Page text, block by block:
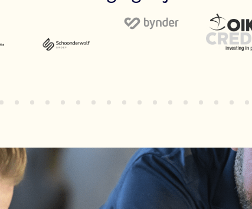
16 17 18 19 20 21 22 23 24 25 26 27 28 29 30 31 32